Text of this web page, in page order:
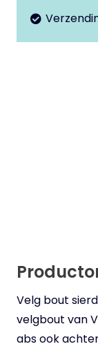
Velg bout
velgbout van
abs ook